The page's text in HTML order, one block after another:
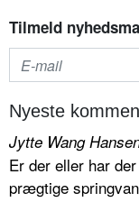
Tilmeld
Nyeste
Jytte Wang
Er der eller har
prægtige